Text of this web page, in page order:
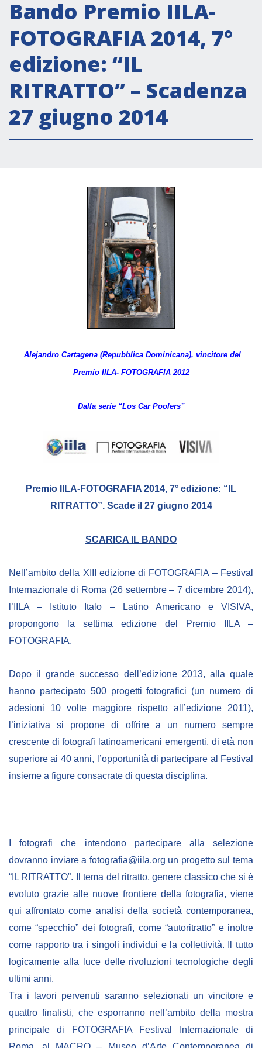
Segreteria Culturale
Segreteria Socio-economica
Segreteria Tecnico scientifica
Forum PMI
Conferenze Italia-America Latina e Caraibi
Rete per la promozione dell’uguaglianza di
genere
COOPERAZIONE
Patrimonio culturale
Empowerment socio- economico
Giustizia e Sicurezza
EUROFRONT
COPOLAD III
Video
Catalogo
Pubblicazioni
OPPORTUNITÀ
Bandi
Borse di studio
Albo fornitori
Contratti/Accordi/Grant
Bando Premio IILA-
FOTOGRAFIA 2014, 7°
edizione: “IL
RITRATTO” – Scadenza
27 giugno 2014
Alejandro Cartagena (Repubblica Dominicana), vincitore del
Premio IILA- FOTOGRAFIA 2012
Dalla serie “Los Car Poolers”
Premio IILA-FOTOGRAFIA 2014, 7° edizione: “IL
RITRATTO”. Scade il 27 giugno 2014
SCARICA IL BANDO
Nell’ambito della XIII edizione di FOTOGRAFIA – Festival
Internazionale di Roma (26 settembre – 7 dicembre 2014),
l’IILA – Istituto Italo – Latino Americano e VISIVA,
propongono la settima edizione del Premio IILA –
FOTOGRAFIA.
Dopo il grande successo dell’edizione 2013, alla quale
hanno partecipato 500 progetti fotografici (un numero di
adesioni 10 volte maggiore rispetto all’edizione 2011),
l’iniziativa si propone di offrire a un numero sempre
crescente di fotografi latinoamericani emergenti, di età non
superiore ai 40 anni, l’opportunità di partecipare al Festival
insieme a figure consacrate di questa disciplina.
I fotografi che intendono partecipare alla selezione
dovranno inviare a fotografia@iila.org un progetto sul tema
“IL RITRATTO”. Il tema del ritratto, genere classico che si è
evoluto grazie alle nuove frontiere della fotografia, viene
qui affrontato come analisi della società contemporanea,
come “specchio” dei fotografi, come “autoritratto” e inoltre
come rapporto tra i singoli individui e la collettività. Il tutto
logicamente alla luce delle rivoluzioni tecnologiche degli
ultimi anni.
Tra i lavori pervenuti saranno selezionati un vincitore e
quattro finalisti, che esporranno nell’ambito della mostra
principale di FOTOGRAFIA Festival Internazionale di